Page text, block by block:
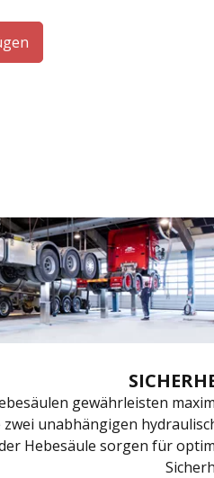
gewährleisten
unabhängigen
Hebesäule sorgen für